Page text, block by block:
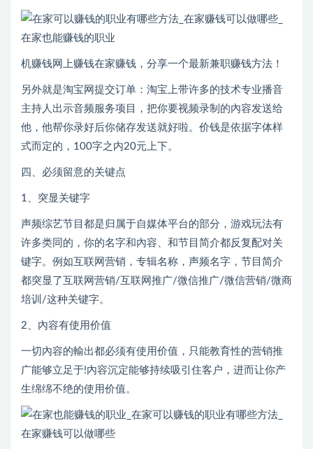
机赚钱网上赚钱在家赚钱，分享一个最新兼职赚钱方法！
另外就是淘宝网提交订单：淘宝上带许多的技术专业播音
主持人出示音频服务项目，把你要视频录制的內容发送给
他，他帮你录好后你储存发送就好啦。价钱是依据字体样
式而定的，100字之内20元上下。
四、必须留意的关键点
1、突显关键字
声频综艺节目都是归属于自媒体平台的部分，游戏玩法有
许多类同的，你的名字和內容、和节目简介都反复配对关
键字。例如互联网营销，专辑名称，声频名字，节目简介
都突显了互联网营销/互联网推广/微信推广/微信营销/微商
培训/这种关键字。
2、內容有使用价值
一切內容的輸出都必须有使用价值，只能教育性的营销推
广能够立足于!內容沉定能够持续吸引住客户，进而让你产
生绵绵不绝的使用价值。